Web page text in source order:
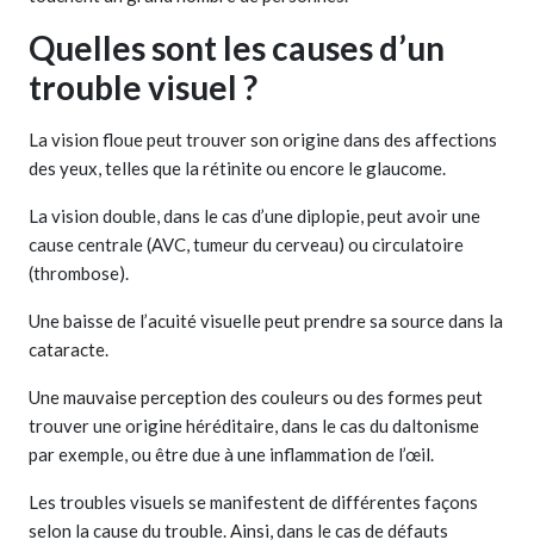
Quelles sont les causes d’un
trouble visuel ?
La vision floue peut trouver son origine dans des affections
des yeux, telles que la rétinite ou encore le glaucome.
La vision double, dans le cas d’une diplopie, peut avoir une
cause centrale (AVC, tumeur du cerveau) ou circulatoire
(thrombose).
Une baisse de l’acuité visuelle peut prendre sa source dans la
cataracte.
Une mauvaise perception des couleurs ou des formes peut
trouver une origine héréditaire, dans le cas du daltonisme
par exemple, ou être due à une inflammation de l’œil.
Les troubles visuels se manifestent de différentes façons
selon la cause du trouble. Ainsi, dans le cas de défauts